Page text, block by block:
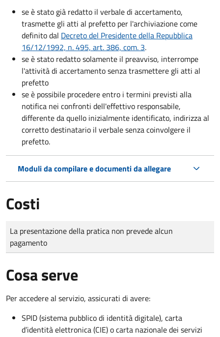
se è stato già redatto il verbale di accertamento,
trasmette gli atti al prefetto per l'archiviazione come
definito dal Decreto del Presidente della Repubblica
16/12/1992, n. 495, art. 386, com. 3.
se è stato redatto solamente il preavviso, interrompe
l'attività di accertamento senza trasmettere gli atti al
prefetto
se è possibile procedere entro i termini previsti alla
notifica nei confronti dell'effettivo responsabile,
differente da quello inizialmente identificato, indirizza al
corretto destinatario il verbale senza coinvolgere il
prefetto.
Moduli da compilare e documenti da allegare
Costi
Tipo di pagamento
Importo
La presentazione della pratica non prevede alcun
pagamento
Cosa serve
Per accedere al servizio, assicurati di avere:
SPID (sistema pubblico di identità digitale), carta
d’identità elettronica (CIE) o carta nazionale dei servizi